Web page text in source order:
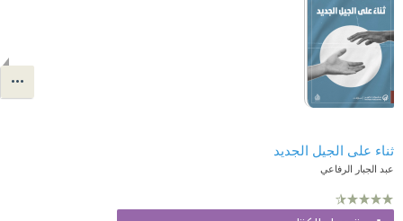
ثناء على الجيل الجديد
عبد الجبار الرفاعي